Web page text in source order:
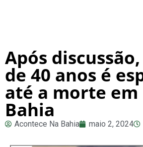
Após
de 40 anos é
até a morte em
Bahia
Acontece Na Bahia maio 2, 2024